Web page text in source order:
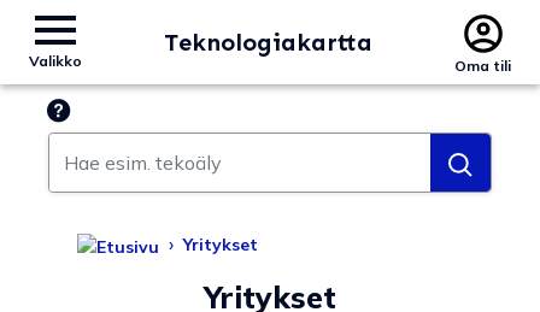
Valikko
Teknologiakartta
Oma tili
› Yritykset
Yritykset